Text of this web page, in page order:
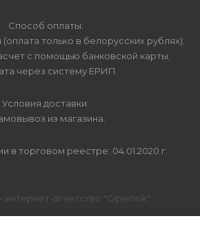
Способ оплаты:
только в белорусских рублях);
с помощью банковской карты;
через систему ЕРИП.
Условия доставки:
из магазина.
в торговом реестре: 04.01.2020 г.
интернет-агентство "Giperlink"